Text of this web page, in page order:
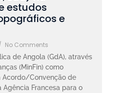
estudos
e
No Comments
de Angola (GdA), através
(MinFin) como
Acordo/Convenção de
Agência Francesa para o